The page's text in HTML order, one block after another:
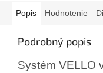
Popis Hodnotenie
Podrobný popis
Systém VELLO